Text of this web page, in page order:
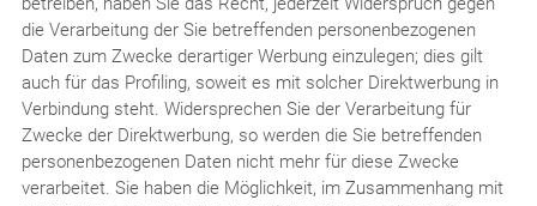
die Verarbeitung der Sie betreffenden personenbezogenen
Daten zum Zwecke derartiger Werbung einzulegen; dies gilt
auch für das Profiling, soweit es mit solcher Direktwerbung in
Verbindung steht. Widersprechen Sie der Verarbeitung für
Zwecke der Direktwerbung, so werden die Sie betreffenden
personenbezogenen Daten nicht mehr für diese Zwecke
verarbeitet. Sie haben die Möglichkeit, im Zusammenhang mit